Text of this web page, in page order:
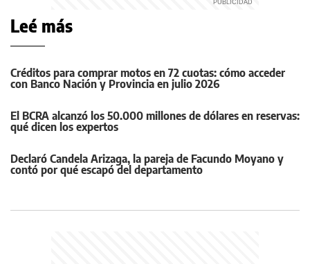
Leé más
Créditos para comprar motos en 72 cuotas: cómo acceder
con Banco Nación y Provincia en julio 2026
El BCRA alcanzó los 50.000 millones de dólares en reservas:
qué dicen los expertos
Declaró Candela Arizaga, la pareja de Facundo Moyano y
contó por qué escapó del departamento